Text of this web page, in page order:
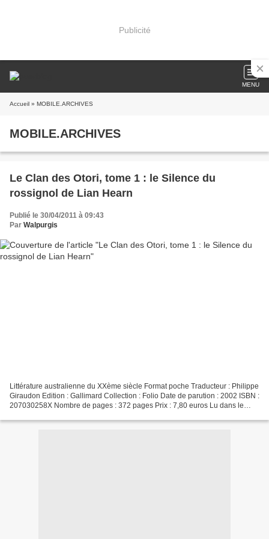
Publicité
MENU
Accueil » MOBILE.ARCHIVES
MOBILE.ARCHIVES
Le Clan des Otori, tome 1 : le Silence du
rossignol de Lian Hearn
Publié le 30/04/2011 à 09:43
Par Walpurgis
Littérature australienne du XXème siècle Format poche Traducteur : Philippe
Giraudon Edition : Gallimard Collection : Folio Date de parution : 2002 ISBN :
207030258X Nombre de pages : 372 pages Prix : 7,80 euros Lu dans le